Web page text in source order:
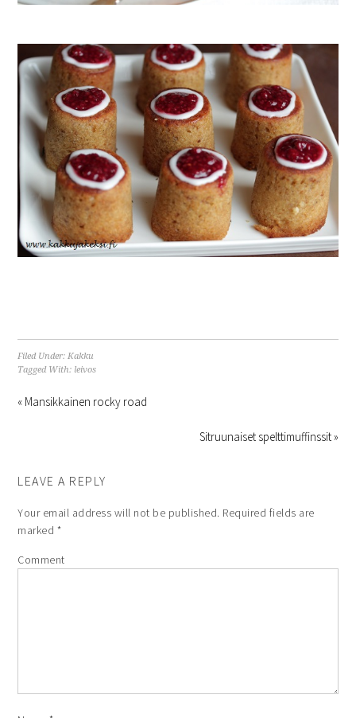
Filed Under:Kakku
Tagged With: leivos
« Mansikkainen rocky road
Sitruunaiset spelttimuffinssit »
LEAVE A REPLY
Your email address will not be published. Required fields are
marked *
Comment